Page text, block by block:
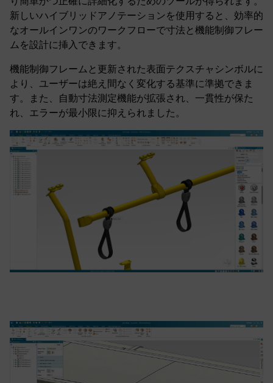
新しいハイブリッドアノテーションを使用すると、効率的
なオールインワンのワークフローで寸法と機能制御フレー
ムを設計に挿入できます。
機能制御フレームと更新された表面テクスチャシンボルに
より、ユーザーは絶え間なく変化する基準に準拠できま
す。また、自動寸法測定機能が拡張され、一貫性が保た
れ、エラーが最小限に抑えられました。